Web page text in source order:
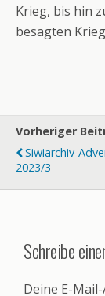
Krieg, bis hin
besagten
Vorheriger
Siwiarchiv-
2023/3
Schreibe
Deine E-